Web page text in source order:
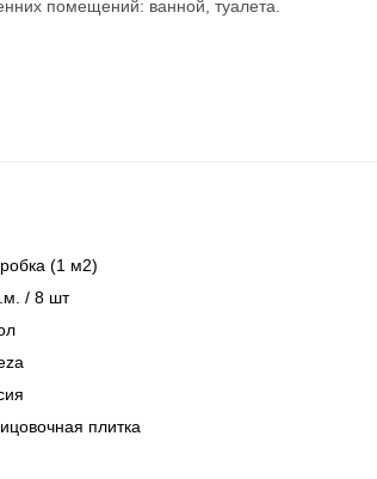
помещений: ванной, туалета.
(1 м2)
/ 8 шт
плитка